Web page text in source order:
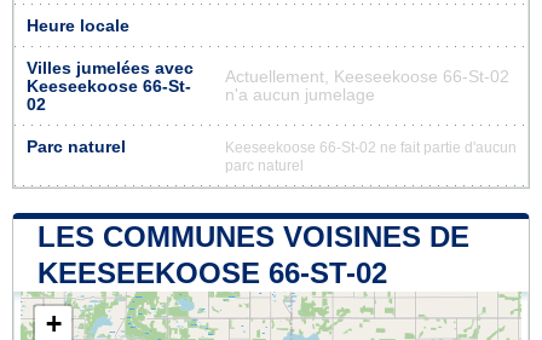
Heure locale
Villes jumelées avec
Keeseekoose 66-St-
02
Actuellement, Keeseekoose 66-St-02
n'a aucun jumelage
Parc naturel
Keeseekoose 66-St-02 ne fait partie d'aucun
parc naturel
LES COMMUNES VOISINES DE
KEESEEKOOSE 66-ST-02
+